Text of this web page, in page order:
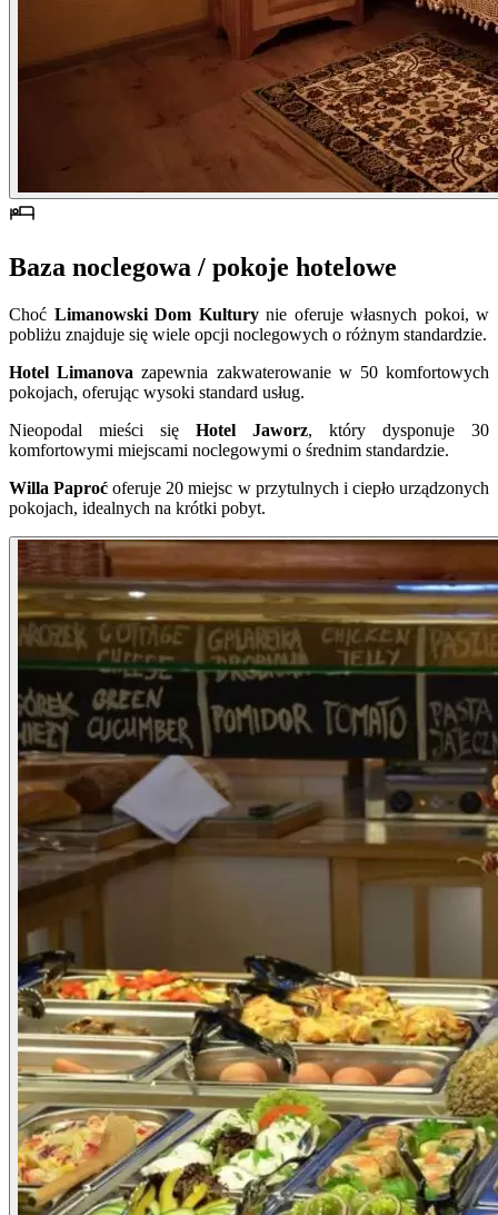
Baza noclegowa / pokoje hotelowe
Choć Limanowski Dom Kulturynie oferuje własnych pokoi, w
pobliżu znajduje się wiele opcji noclegowych o różnym standardzie.
Hotel Limanova zapewnia zakwaterowanie w 50 komfortowych
pokojach, oferując wysoki standard usług.
Nieopodal mieści się Hotel Jaworz, który dysponuje 30
komfortowymi miejscami noclegowymi o średnim standardzie.
Willa Paproć oferuje 20 miejsc w przytulnych i ciepło urządzonych
pokojach, idealnych na krótki pobyt.